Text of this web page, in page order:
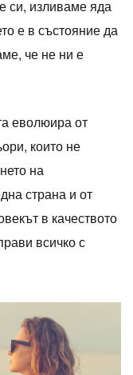
си, изливаме яда
е в състояние да
че не ни е
еволюира от
които не
на
страна и от
в качеството
всичко с